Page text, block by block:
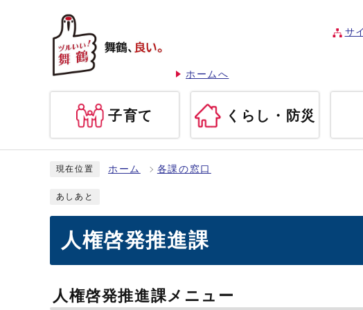
ホームへ
サ
子育て くらし・防災
現在位置 ホーム 各課の窓口
あしあと
人権啓発推進課
人権啓発推進課メニュー